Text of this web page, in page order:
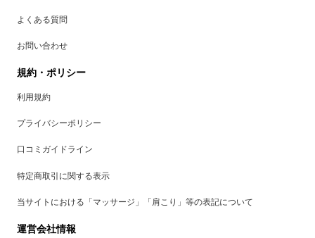
よくある質問
お問い合わせ
規約・ポリシー
利用規約
プライバシーポリシー
口コミガイドライン
特定商取引に関する表示
当サイトにおける「マッサージ」「肩こり」等の表記について
運営会社情報